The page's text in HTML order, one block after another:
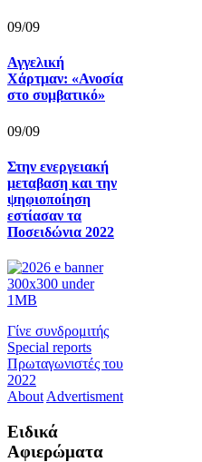
09/09
Αγγελική
Χάρτμαν: «Ανοσία
στο συμβατικό»
09/09
Στην ενεργειακή
μεταβαση και την
ψηφιοποίηση
εστίασαν τα
Ποσειδώνια 2022
Γίνε συνδρομιτής
Special reports
Πρωταγωνιστές του
2022
About Advertisment
Ειδικά
Αφιερώματα